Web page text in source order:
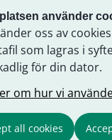
använder
oss av
som lagras i
för din dator.
om hur vi
all cookies